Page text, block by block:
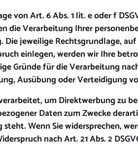
von Art. 6 Abs. 1 lit. e oder f
die Verarbeitung Ihrer
jeweilige Rechtsgrundlage,
einlegen, werden wir Ihre
Gründe für die Verarbeitung
Ausübung oder Verteidigung
um Direktwerbung zu
Daten zum Zwecke
Wenn Sie widersprechen,
nach Art. 21 Abs. 2